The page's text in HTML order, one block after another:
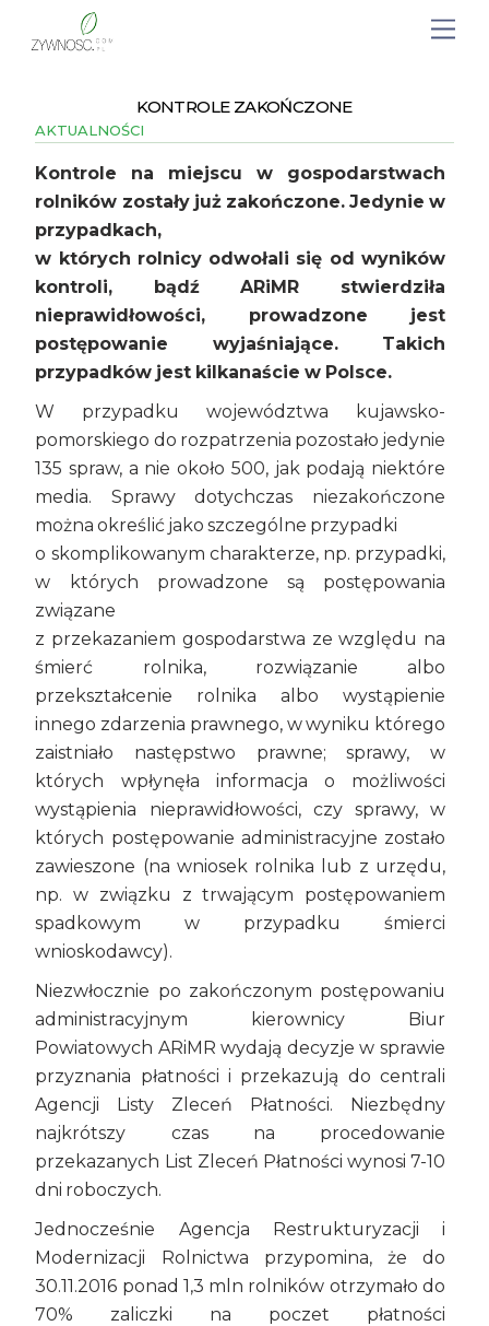
KONTROLE ZAKOŃCZONE
AKTUALNOŚCI
Kontrole na miejscu w gospodarstwach
rolników zostały już zakończone. Jedynie w
przypadkach,
w których rolnicy odwołali się od wyników
kontroli, bądź ARiMR stwierdziła
nieprawidłowości, prowadzone jest
postępowanie wyjaśniające. Takich
przypadków jest kilkanaście w Polsce.
W przypadku województwa kujawsko-
pomorskiego do rozpatrzenia pozostało jedynie
135 spraw, a nie około 500, jak podają niektóre
media. Sprawy dotychczas niezakończone
można określić jako szczególne przypadki
o skomplikowanym charakterze, np. przypadki,
w których prowadzone są postępowania
związane
z przekazaniem gospodarstwa ze względu na
śmierć rolnika, rozwiązanie albo
przekształcenie rolnika albo wystąpienie
innego zdarzenia prawnego, w wyniku którego
zaistniało następstwo prawne; sprawy, w
których wpłynęła informacja o możliwości
wystąpienia nieprawidłowości, czy sprawy, w
których postępowanie administracyjne zostało
zawieszone (na wniosek rolnika lub z urzędu,
np. w związku z trwającym postępowaniem
spadkowym w przypadku śmierci
wnioskodawcy).
Niezwłocznie po zakończonym postępowaniu
administracyjnym kierownicy Biur
Powiatowych ARiMR wydają decyzje w sprawie
przyznania płatności i przekazują do centrali
Agencji Listy Zleceń Płatności. Niezbędny
najkrótszy czas na procedowanie
przekazanych List Zleceń Płatności wynosi 7-10
dni roboczych.
Jednocześnie Agencja Restrukturyzacji i
Modernizacji Rolnictwa przypomina, że do
30.11.2016 ponad 1,3 mln rolników otrzymało do
70% zaliczki na poczet płatności